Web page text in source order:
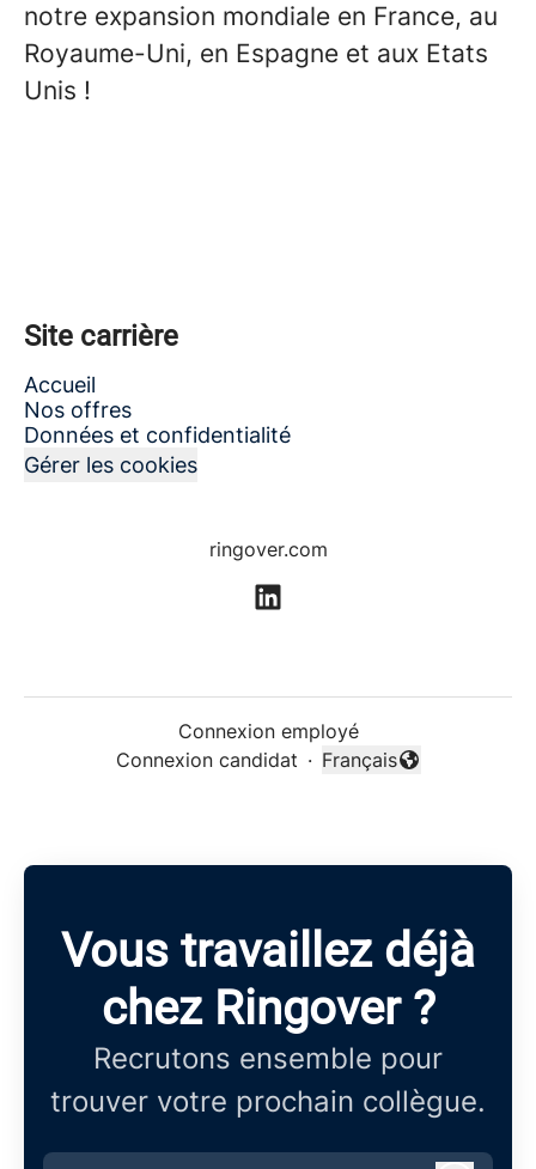
notre expansion mondiale en France, au
Royaume-Uni, en Espagne et aux Etats
Unis !
Site carrière
Accueil
Nos offres
Données et confidentialité
Gérer les cookies
ringover.com
Connexion employé
Connexion candidat ·
Changer la langue
Français
Vous travaillez déjà
chez Ringover ?
Recrutons ensemble pour
trouver votre prochain collègue.